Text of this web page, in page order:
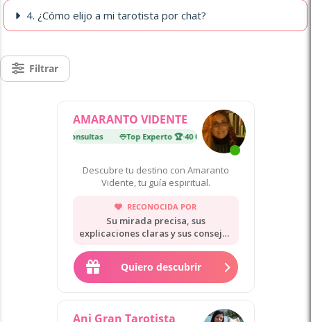
4. ¿Cómo elijo a mi tarotista por chat?
Filtrar
AMARANTO VIDENTE
40 000 consultas Top Experto 🏆·40 000 consultas
Descubre tu destino con Amaranto
Vidente, tu guía espiritual.
RECONOCIDA POR
Su mirada precisa, sus
explicaciones claras y sus consejos
Quiero descubrir
Ani Gran Tarotista